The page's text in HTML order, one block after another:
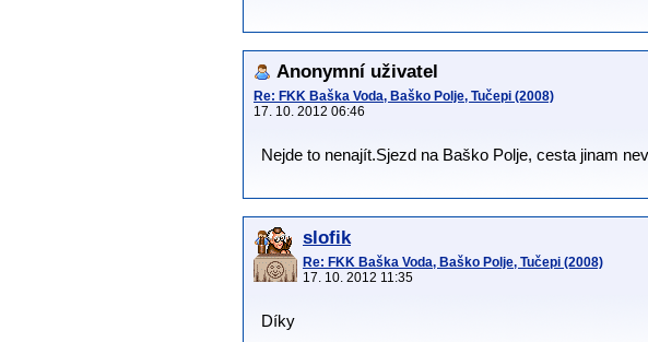
Anonymní uživatel
Re: FKK Baška Voda, Baško Polje, Tučepi (2008)
17. 10. 2012 06:46
Nejde to nenajít.Sjezd na Baško Polje, cesta jinam
slofik
Re: FKK Baška Voda, Baško Polje, Tučepi (2008)
17. 10. 2012 11:35
Díky